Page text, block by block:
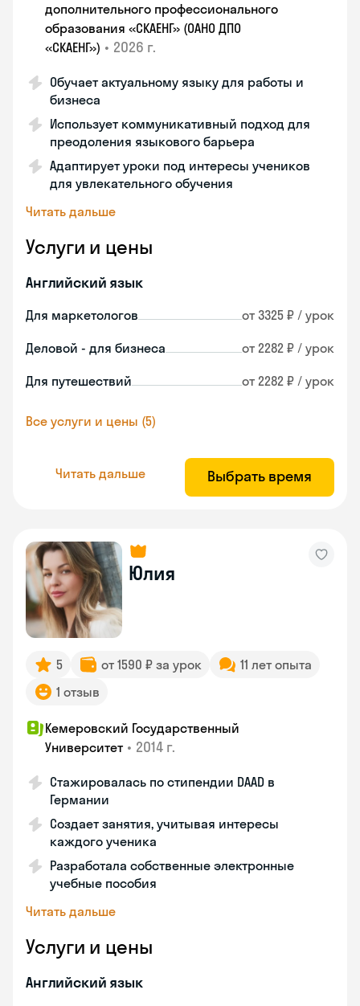
дополнительного профессионального
образования «СКАЕНГ» (ОАНО ДПО
«СКАЕНГ») • 2026 г.
Обучает актуальному языку для работы и
бизнеса
Использует коммуникативный подход для
преодоления языкового барьера
Адаптирует уроки под интересы учеников
для увлекательного обучения
Читать дальше
Услуги и цены
Английский язык
Для маркетологов от 3325 ₽ / урок
Деловой - для бизнеса от 2282 ₽ / урок
Для путешествий от 2282 ₽ / урок
Все услуги и цены (5)
Читать дальше Выбрать время
Юлия
5 от 1590 ₽ за урок
11 лет опыта
1 отзыв
Кемеровский Государственный
Университет • 2014 г.
Стажировалась по стипендии DAAD в
Германии
Создает занятия, учитывая интересы
каждого ученика
Разработала собственные электронные
учебные пособия
Читать дальше
Услуги и цены
Английский язык